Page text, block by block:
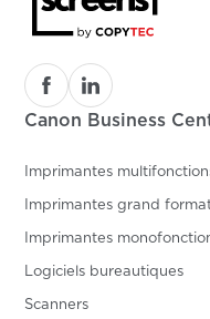
Canon Business
Imprimantes
Imprimantes grand
Imprimantes
Logiciels bureautiques
Scanners